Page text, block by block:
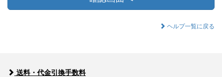
ヘルプ一覧に戻る
送料・代金引換手数料